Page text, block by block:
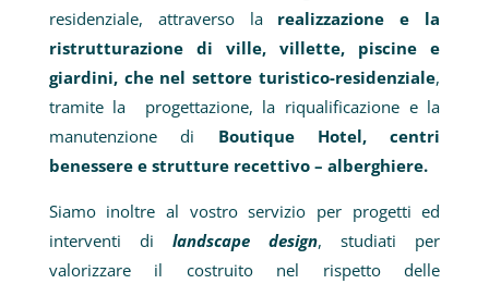
residenziale, attraverso la realizzazione e la
ristrutturazione di ville, villette, piscine e
giardini, che nel settore turistico-residenziale,
tramite la progettazione, la riqualificazione e la
manutenzione di Boutique Hotel, centri
benessere e strutture recettivo – alberghiere.
Siamo inoltre al vostro servizio per progetti ed
interventi di landscape design, studiati per
valorizzare il costruito nel rispetto delle